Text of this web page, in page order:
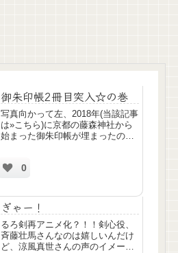
御朱印帳2冊目突入☆の巻
写真向かって左、2018年(当該記事
は»こちら)に京都の藤森神社から
始まった御朱印帳が埋まったの
行ってきました♪
0
ぎゃー！
るろ剣再アニメ化？！！剣心役、
斉藤壮馬さんなのは嬉しいんだけ
ど、涼風真世さんの声のイメージ